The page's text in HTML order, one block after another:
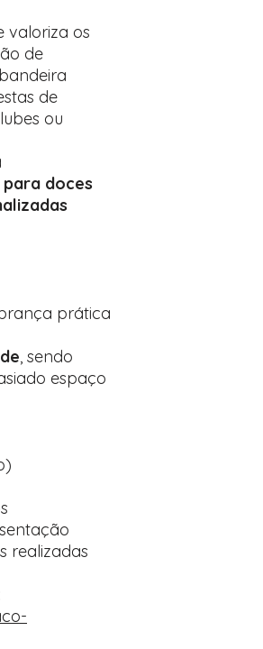
valoriza os
de
de
ou
doces
prática
, sendo
espaço
realizadas